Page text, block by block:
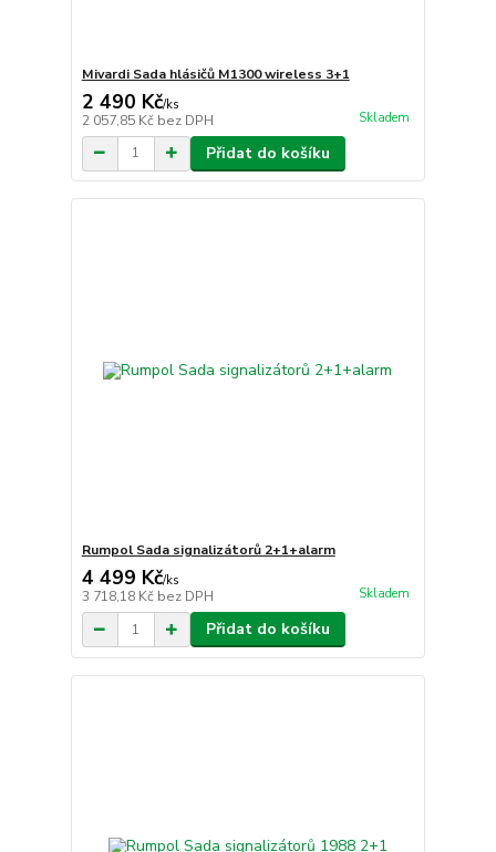
Mivardi Sada hlásičů M1300 wireless 3+1
2 490 Kč/ks
2 057,85 Kč bez DPH Skladem
Přidat do košíku
Rumpol Sada signalizátorů 2+1+alarm
4 499 Kč/ks
3 718,18 Kč bez DPH Skladem
Přidat do košíku